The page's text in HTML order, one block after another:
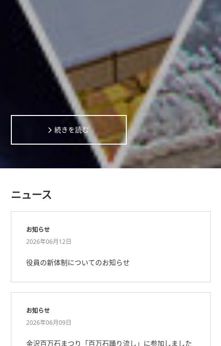
続きを読む
ニュース
お知らせ
2026年06月12日
役員の新体制についてのお知らせ
お知らせ
2026年06月09日
金沢百万石まつり「百万石踊り流し」に参加しました